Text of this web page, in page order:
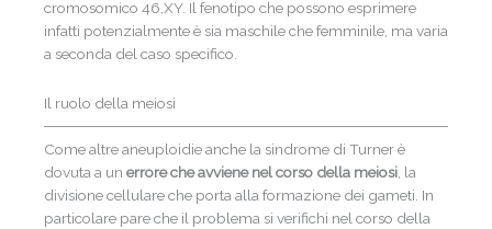
cromosomico 46,XY. Il fenotipo che possono esprimere
infatti potenzialmente è sia maschile che femminile, ma varia
a seconda del caso specifico.
Il ruolo della meiosi
Come altre aneuploidie anche la sindrome di Turner è
dovuta a un errore che avviene nel corso della meiosi , la
divisione cellulare che porta alla formazione dei gameti. In
particolare pare che il problema si verifichi nel corso della